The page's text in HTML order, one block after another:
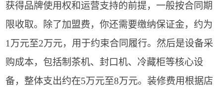
获得品牌使用权和运营支持的前提，一般按合同期
限收取。除了加盟费，你还需要缴纳保证金，约为
1万元至2万元，用于约束合同履行。然后是设备采
购成本，包括制茶机、封口机、冷藏柜等核心设
备，整体支出约在5万元至8万元。装修费用根据店